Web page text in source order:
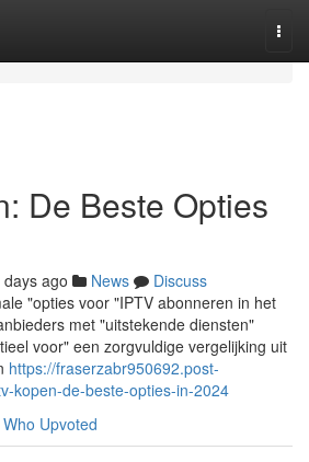
De Beste Opties
days ago News
Discuss
"opties voor "IPTV abonneren in het
met "uitstekende diensten"
voor" een zorgvuldige vergelijking uit
https://fraserzabr950692.post-
kopen-de-beste-opties-in-2024
Who Upvoted